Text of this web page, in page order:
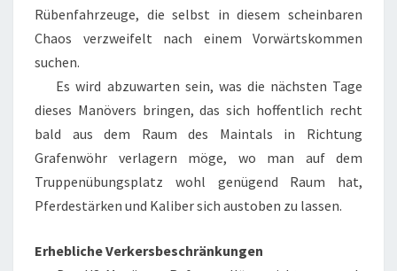
Rübenfahrzeuge, die selbst in diesem scheinbaren
Chaos verzweifelt nach einem Vorwärtskommen
suchen.
Es wird abzuwarten sein, was die nächsten Tage
dieses Manövers bringen, das sich hoffentlich recht
bald aus dem Raum des Maintals in Richtung
Grafenwöhr verlagern möge, wo man auf dem
Truppenübungsplatz wohl genügend Raum hat,
Pferdestärken und Kaliber sich austoben zu lassen.
Erhebliche Verkersbeschränkungen